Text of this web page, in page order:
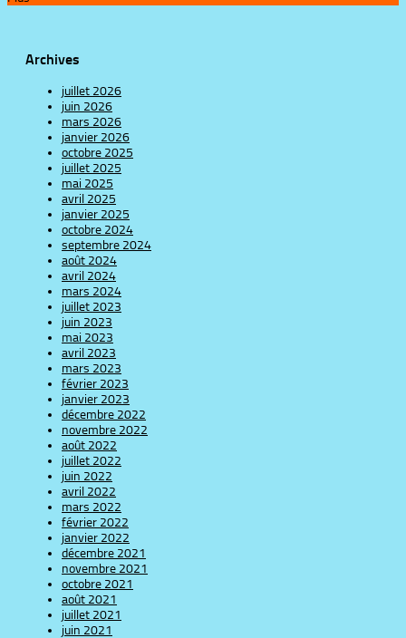
Archives
juillet 2026
juin 2026
mars 2026
janvier 2026
octobre 2025
juillet 2025
mai 2025
avril 2025
janvier 2025
octobre 2024
septembre 2024
août 2024
avril 2024
mars 2024
juillet 2023
juin 2023
mai 2023
avril 2023
mars 2023
février 2023
janvier 2023
décembre 2022
novembre 2022
août 2022
juillet 2022
juin 2022
avril 2022
mars 2022
février 2022
janvier 2022
décembre 2021
novembre 2021
octobre 2021
août 2021
juillet 2021
juin 2021